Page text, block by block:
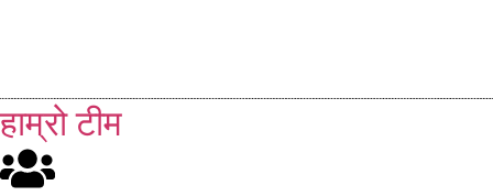
हाम्रो टीम